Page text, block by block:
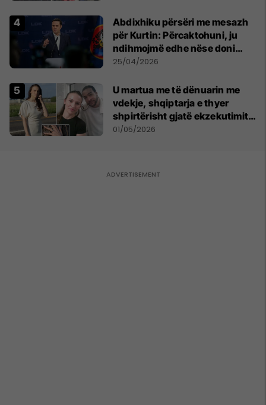
Abdixhiku përsëri me mesazh
për Kurtin: Përcaktohuni, ju
ndihmojmë edhe nëse doni
marrëveshje me PDK-në
25/04/2026
U martua me të dënuarin me
vdekje, shqiptarja e thyer
shpirtërisht gjatë ekzekutimit
të Broadnax
01/05/2026